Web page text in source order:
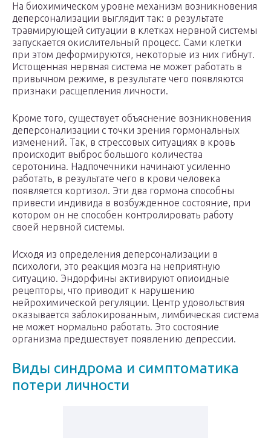
На биохимическом уровне механизм возникновения
деперсонализации выглядит так: в результате
травмирующей ситуации в клетках нервной системы
запускается окислительный процесс. Сами клетки
при этом деформируются, некоторые из них гибнут.
Истощенная нервная система не может работать в
привычном режиме, в результате чего появляются
признаки расщепления личности.
Кроме того, существует объяснение возникновения
деперсонализации с точки зрения гормональных
изменений. Так, в стрессовых ситуациях в кровь
происходит выброс большого количества
серотонина. Надпочечники начинают усиленно
работать, в результате чего в крови человека
появляется кортизол. Эти два гормона способны
привести индивида в возбужденное состояние, при
котором он не способен контролировать работу
своей нервной системы.
Исходя из определения деперсонализации в
психологи, это реакция мозга на неприятную
ситуацию. Эндорфины активируют опиоидные
рецепторы, что приводит к нарушению
нейрохимической регуляции. Центр удовольствия
оказывается заблокированным, лимбическая система
не может нормально работать. Это состояние
организма предшествует появлению депрессии.
Виды синдрома и симптоматика
потери личности